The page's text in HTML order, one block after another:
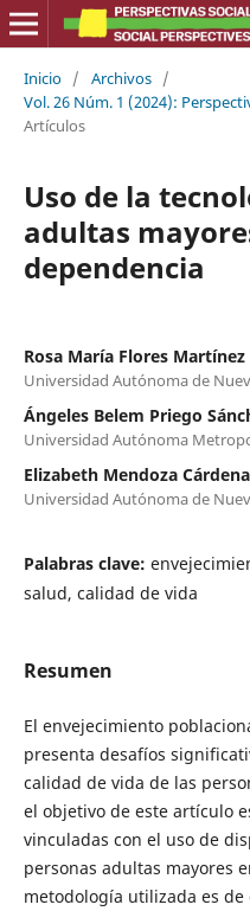
Inicio / Archivos /
Vol. 26 Núm. 1 (2024):
Artículos
Uso de la
adultas
dependencia
Rosa María Flores Martínez
Universidad Autónoma de
Ángeles Belem Priego
Universidad Autónoma
Elizabeth Mendoza
Universidad Autónoma de
Palabras clave:
salud, calidad de vida
Resumen
El envejecimiento
presenta desafíos
calidad de vida de las
el objetivo de este artículo
vinculadas con el uso de
personas adultas mayores
metodología utilizada es